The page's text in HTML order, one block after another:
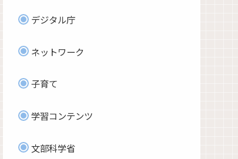
デジタル庁
ネットワーク
子育て
学習コンテンツ
文部科学省